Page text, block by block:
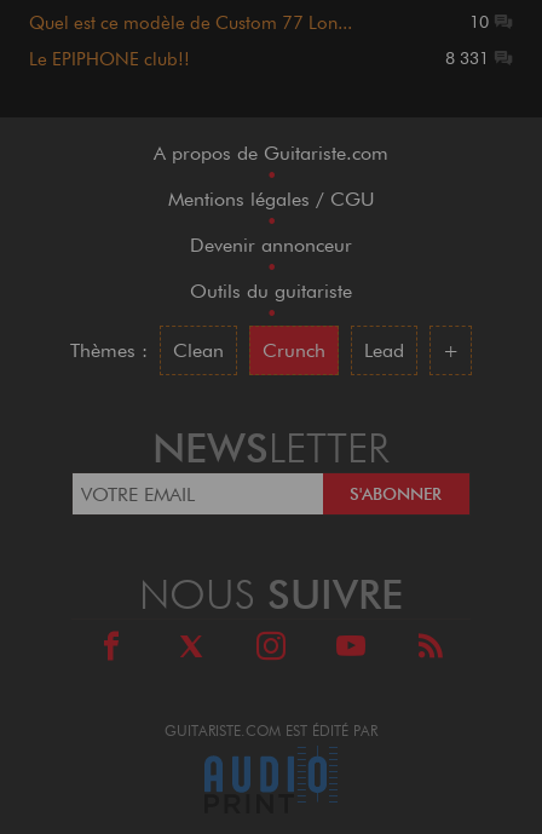
Quel est ce modèle de Custom 77 Lon... 10
Le EPIPHONE club!! 8 331
A propos de Guitariste.com
•
Mentions légales / CGU
•
Devenir annonceur
•
Outils du guitariste
•
Thèmes :
Clean Crunch Lead +
NEWSLETTER
GUITARISTE.COM EST ÉDITÉ PAR
NOUS SUIVRE